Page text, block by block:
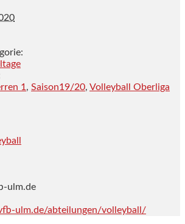
1 , Saison19/20, Volleyball Oberliga
ulm.de
ulm.de/abteilungen/volleyball/